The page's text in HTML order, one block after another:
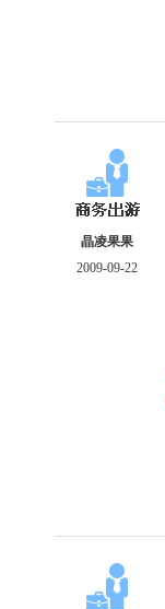
晶凌果果
2009-09-22